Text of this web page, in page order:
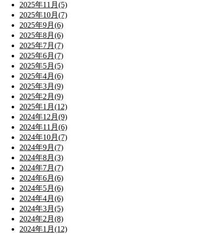
2025年11月(5)
2025年10月(7)
2025年9月(6)
2025年8月(6)
2025年7月(7)
2025年6月(7)
2025年5月(5)
2025年4月(6)
2025年3月(9)
2025年2月(9)
2025年1月(12)
2024年12月(9)
2024年11月(6)
2024年10月(7)
2024年9月(7)
2024年8月(3)
2024年7月(7)
2024年6月(6)
2024年5月(6)
2024年4月(6)
2024年3月(5)
2024年2月(8)
2024年1月(12)